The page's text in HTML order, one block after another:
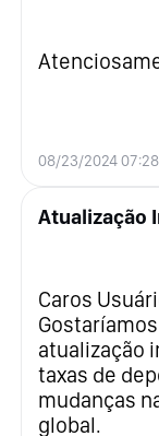
08/23/2024
Caros
atualização
taxas de
mudanças
global.